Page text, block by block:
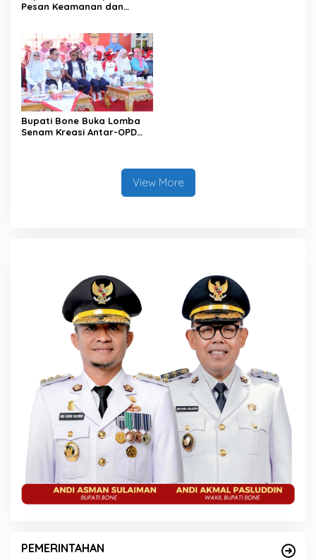
Pesan Keamanan dan
Bupati Bone Buka Lomba
Senam Kreasi Antar-OPD
View More
PEMERINTAHAN